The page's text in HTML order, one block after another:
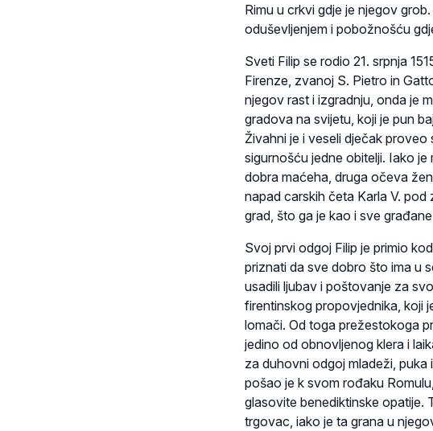
Rimu u crkvi gdje je njegov
oduševljenjem i pobožnošću
Sveti Filip se rodio 21. srpnja
Firenze, zvanoj S. Pietro in
njegov rast i izgradnju, onda je
gradova na svijetu, koji je pun
Živahni je i veseli dječak
sigurnošću jedne obitelji. Iako
dobra maćeha, druga očeva
napad carskih četa Karla V.
grad, što ga je kao i sve
Svoj prvi odgoj Filip je primio
priznati da sve dobro što ima u
usadili ljubav i poštovanje za
firentinskog propovjednika, koji
lomači. Od toga prežestokoga
jedino od obnovljenog klera i
za duhovni odgoj mladeži, puka
pošao je k svom rođaku
glasovite benediktinske opatije.
trgovac, iako je ta grana u